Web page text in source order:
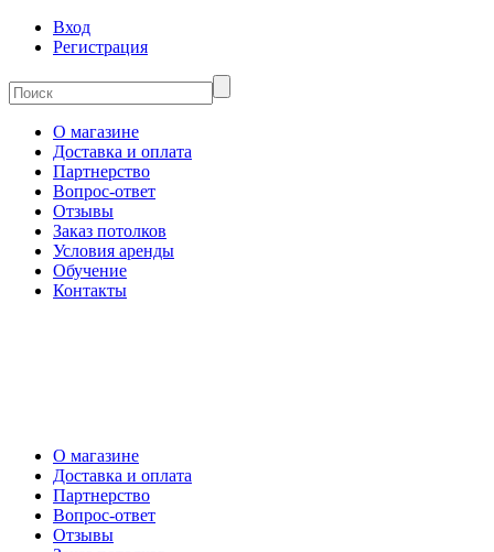
Вход
Регистрация
О магазине
Доставка и оплата
Партнерство
Вопрос-ответ
Отзывы
Заказ потолков
Условия аренды
Обучение
Контакты
О магазине
Доставка и оплата
Партнерство
Вопрос-ответ
Отзывы